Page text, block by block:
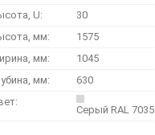
U:
30
мм:
1575
мм:
1045
мм:
630
Серый RAL 7035